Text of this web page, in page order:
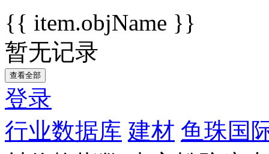
{{ item.objName }}
暂无记录
查看全部
登录
行业数据库 建材 鱼珠国